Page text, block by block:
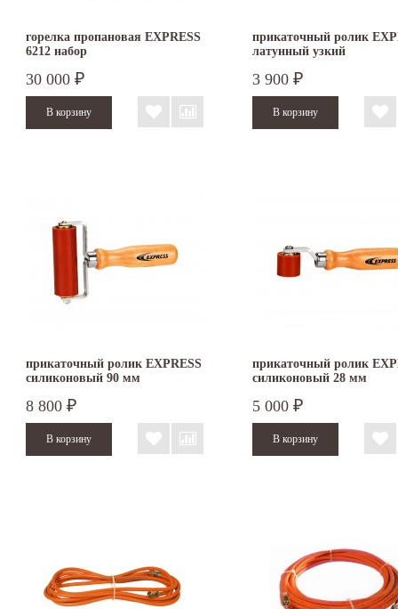
горелка пропановая EXPRESS
6212 набор
30 000 ₽
прикаточный ролик
латунный узкий
3 900 ₽
прикаточный ролик EXPRESS
силиконовый 90 мм
8 800 ₽
прикаточный ролик
силиконовый 28 мм
5 000 ₽